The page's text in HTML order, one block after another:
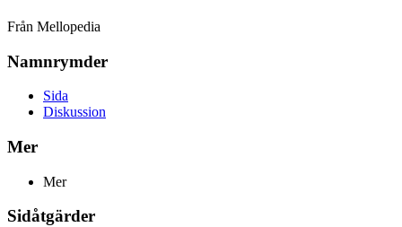
Från Mellopedia
Namnrymder
Sida
Diskussion
Mer
Mer
Sidåtgärder